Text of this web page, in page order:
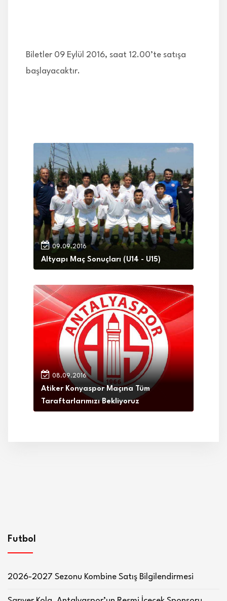
Biletler 09 Eylül 2016, saat 12.00’te satışa
başlayacaktır.
09.09.2016
Altyapı Maç Sonuçları (U14 - U15)
08.09.2016
Atiker Konyaspor Maçına Tüm
Taraftarlarımızı Bekliyoruz
Futbol
2026-2027 Sezonu Kombine Satış Bilgilendirmesi